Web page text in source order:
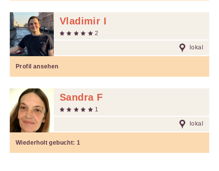
Vladimir I
2
lokal
Profil ansehen
Sandra F
1
lokal
Wiederholt gebucht:1